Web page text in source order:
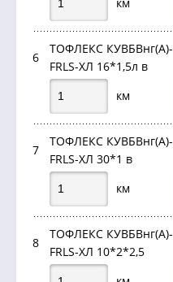
6
ТОФЛЕКС КУВБВнг(А)-
FRLS-ХЛ 16*1,5л в
км
7
ТОФЛЕКС КУВБВнг(А)-
FRLS-ХЛ 30*1 в
км
8
ТОФЛЕКС КУВБВнг(А)-
FRLS-ХЛ 10*2*2,5